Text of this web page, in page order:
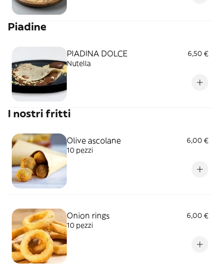
Piadine
PIADINA DOLCE
6,50 €
Nutella
I nostri fritti
Olive ascolane
6,00 €
10 pezzi
Onion rings
6,00 €
10 pezzi